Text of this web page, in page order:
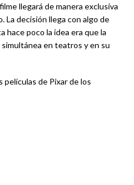
llegará de manera exclusiva
La decisión llega con algo de
hace poco la idea era que la
en teatros y en su
películas de Pixar de los